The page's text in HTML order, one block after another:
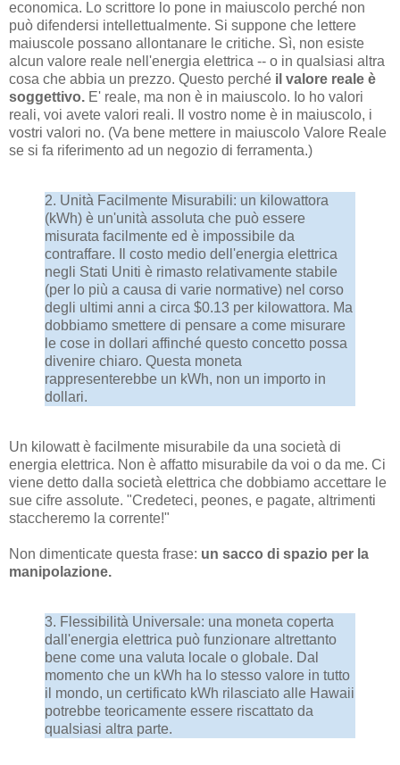
economica. Lo scrittore lo pone in maiuscolo perché non
può difendersi intellettualmente. Si suppone che lettere
maiuscole possano allontanare le critiche. Sì, non esiste
alcun valore reale nell'energia elettrica -- o in qualsiasi altra
cosa che abbia un prezzo. Questo perché il valore reale è
soggettivo. E' reale, ma non è in maiuscolo. Io ho valori
reali, voi avete valori reali. Il vostro nome è in maiuscolo, i
vostri valori no. (Va bene mettere in maiuscolo Valore Reale
se si fa riferimento ad un negozio di ferramenta.)
2. Unità Facilmente Misurabili: un kilowattora
(kWh) è un'unità assoluta che può essere
misurata facilmente ed è impossibile da
contraffare. Il costo medio dell'energia elettrica
negli Stati Uniti è rimasto relativamente stabile
(per lo più a causa di varie normative) nel corso
degli ultimi anni a circa $0.13 per kilowattora. Ma
dobbiamo smettere di pensare a come misurare
le cose in dollari affinché questo concetto possa
divenire chiaro. Questa moneta
rappresenterebbe un kWh, non un importo in
dollari.
Un kilowatt è facilmente misurabile da una società di
energia elettrica. Non è affatto misurabile da voi o da me. Ci
viene detto dalla società elettrica che dobbiamo accettare le
sue cifre assolute. "Credeteci, peones, e pagate, altrimenti
staccheremo la corrente!"
Non dimenticate questa frase: un sacco di spazio per la
manipolazione.
3. Flessibilità Universale: una moneta coperta
dall'energia elettrica può funzionare altrettanto
bene come una valuta locale o globale. Dal
momento che un kWh ha lo stesso valore in tutto
il mondo, un certificato kWh rilasciato alle Hawaii
potrebbe teoricamente essere riscattato da
qualsiasi altra parte.